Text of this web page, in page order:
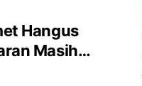
Hangus
Masih